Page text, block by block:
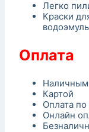
Легко
Краски
Оплата
Картой
Оплата
Онлайн